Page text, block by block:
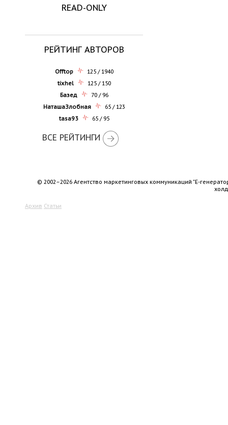
READ-ONLY
РЕЙТИНГ АВТОРОВ
Offtop
125 / 1940
tixhel
125 / 150
Базед
70 / 96
НаташаЗлобная
65 / 123
tasa93
65 / 95
ВСЕ РЕЙТИНГИ
© 2002–2026 Агентство маркетинговых коммуникаций "Е-
Архив Статьи